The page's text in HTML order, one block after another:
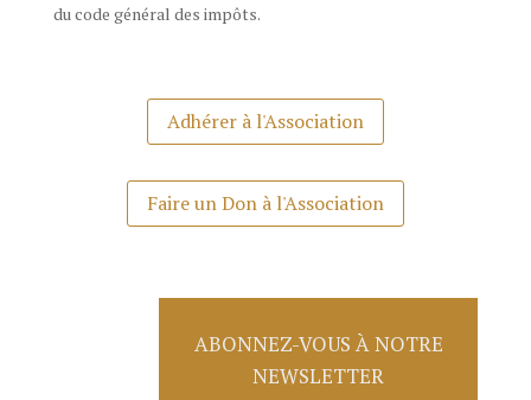
du code général des impôts.
Adhérer à l'Association
Faire un Don à l'Association
ABONNEZ-VOUS À NOTRE
NEWSLETTER